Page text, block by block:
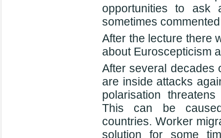
opportunities to ask
sometimes
After the lecture there
about Euroscepticism
After several decades
are inside attacks
polarisation
This can be
countries. Worker
solution for some